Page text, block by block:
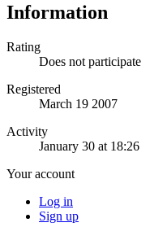
Information
Rating
Does not participate
Registered
March 19 2007
Activity
January 30 at 18:26
Your account
Log in
Sign up